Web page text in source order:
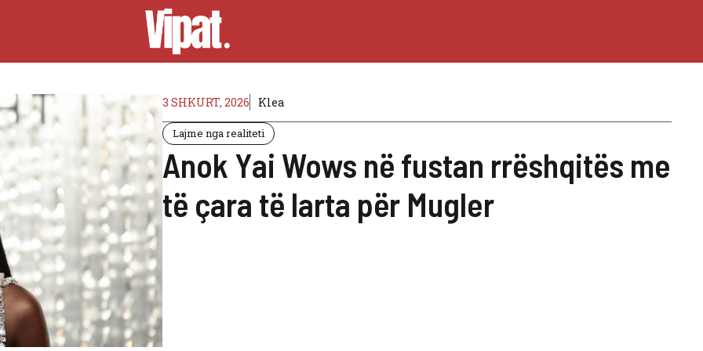
3 SHKURT, 2026 Klea
Lajme nga realiteti
Anok Yai Wows në fustan rrëshqitës me
të çara të larta për Mugler